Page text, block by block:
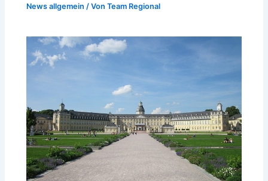
News allgemein / VonTeam Regional